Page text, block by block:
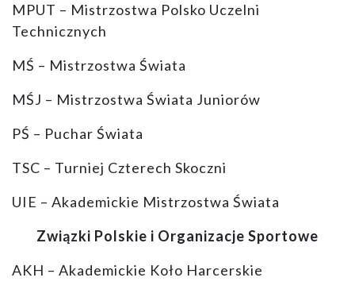
MPUT – Mistrzostwa Polsko Uczelni
Technicznych
MŚ – Mistrzostwa Świata
MŚJ – Mistrzostwa Świata Juniorów
PŚ – Puchar Świata
TSC – Turniej Czterech Skoczni
UIE – Akademickie Mistrzostwa Świata
Związki Polskie i Organizacje Sportowe
AKH – Akademickie Koło Harcerskie